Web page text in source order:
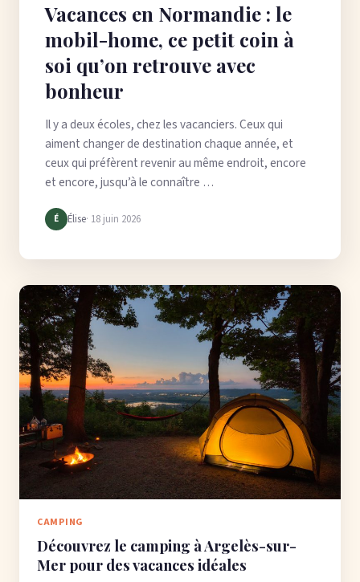
Vacances en Normandie : le
mobil-home, ce petit coin à
soi qu’on retrouve avec
bonheur
Il y a deux écoles, chez les vacanciers. Ceux qui
aiment changer de destination chaque année, et
ceux qui préfèrent revenir au même endroit, encore
et encore, jusqu’à le connaître …
É Élise· 18 juin 2026
CAMPING
Découvrez le camping à Argelès-sur-
Mer pour des vacances idéales